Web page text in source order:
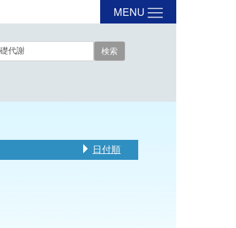
MENU
日付順